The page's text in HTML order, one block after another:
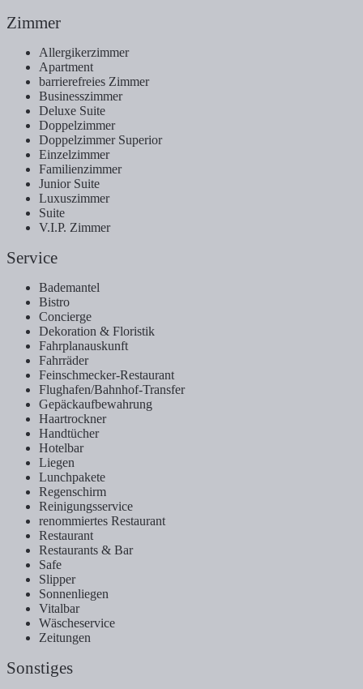
Zimmer
Allergikerzimmer
Apartment
barrierefreies Zimmer
Businesszimmer
Deluxe Suite
Doppelzimmer
Doppelzimmer Superior
Einzelzimmer
Familienzimmer
Junior Suite
Luxuszimmer
Suite
V.I.P. Zimmer
Service
Bademantel
Bistro
Concierge
Dekoration & Floristik
Fahrplanauskunft
Fahrräder
Feinschmecker-Restaurant
Flughafen/Bahnhof-Transfer
Gepäckaufbewahrung
Haartrockner
Handtücher
Hotelbar
Liegen
Lunchpakete
Regenschirm
Reinigungsservice
renommiertes Restaurant
Restaurant
Restaurants & Bar
Safe
Slipper
Sonnenliegen
Vitalbar
Wäscheservice
Zeitungen
Sonstiges